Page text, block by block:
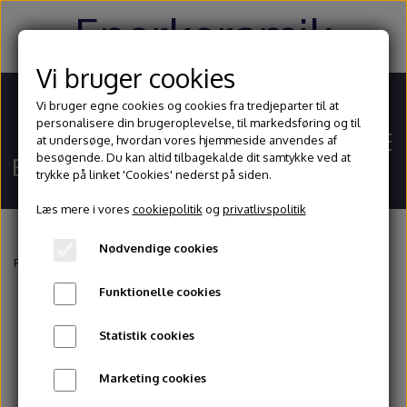
Enerkeramik
Blog
Forside
Vi bruger cookies
Vi bruger egne cookies og cookies fra tredjeparter til at
personalisere din brugeroplevelse, til markedsføring og til
at undersøge, hvordan vores hjemmeside anvendes af
besøgende. Du kan altid tilbagekalde dit samtykke ved at
trykke på linket 'Cookies' nederst på siden.
Læs mere i vores cookiepolitik og privatlivspolitik
Nødvendige cookies
Funktionelle cookies
Statistik cookies
Marketing cookies